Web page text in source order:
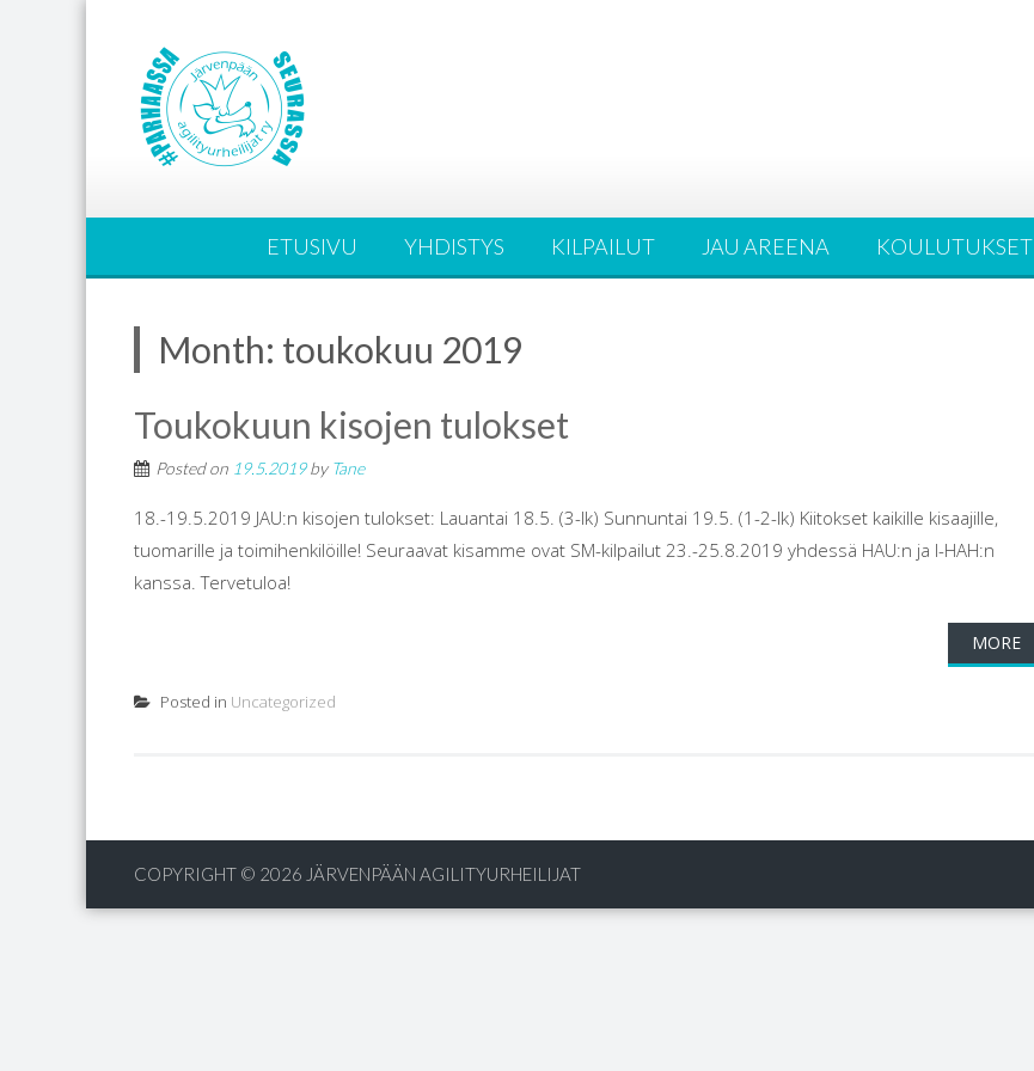
ETUSIVU YHDISTYS KILPAILUT JAU AREENA KOULUTUKSET
Month: toukokuu 2019
Toukokuun kisojen tulokset
Posted on 19.5.2019by Tane
18.-19.5.2019 JAU:n kisojen tulokset: Lauantai 18.5. (3-lk) Sunnuntai 19.5. (1-2-lk) Kiitokset kaikille kisaajille,
tuomarille ja toimihenkilöille! Seuraavat kisamme ovat SM-kilpailut 23.-25.8.2019 yhdessä HAU:n ja I-HAH:n
kanssa. Tervetuloa!
MORE
Posted in Uncategorized
COPYRIGHT © 2026 JÄRVENPÄÄN AGILITYURHEILIJAT